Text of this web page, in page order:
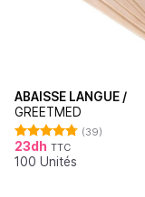
ABAISSE LANGUE /
GREETMED
Note4.79
sur 5
(39)
23dh TTC
100 Unités